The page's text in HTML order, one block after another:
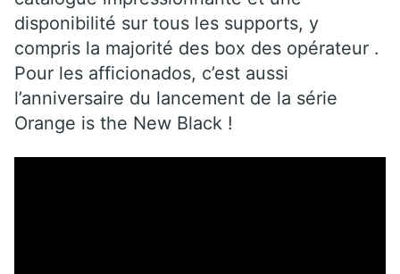
disponibilité sur tous les supports, y
compris la majorité des box des opérateur .
Pour les afficionados, c’est aussi
l’anniversaire du lancement de la série
Orange is the New Black !